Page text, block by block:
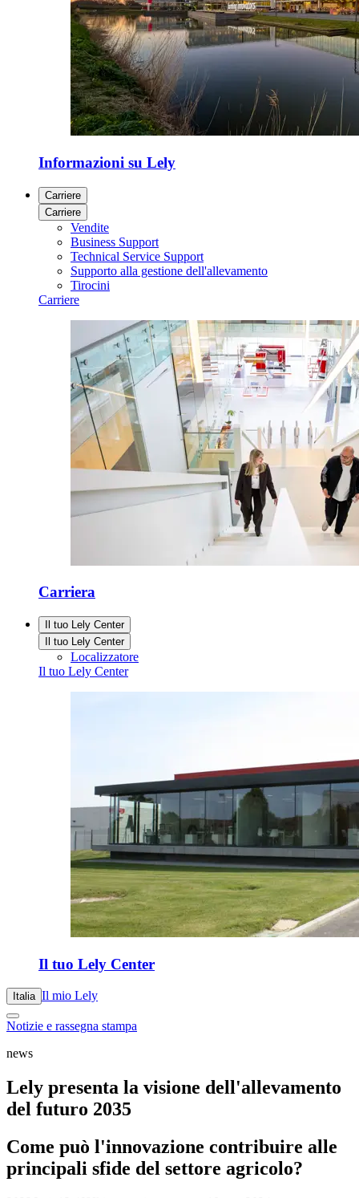
Informazioni su Lely
Carriere
Carriere
Vendite
Business Support
Technical Service Support
Supporto alla gestione dell'allevamento
Tirocini
Carriere
Carriera
Il tuo Lely Center
Il tuo Lely Center
Localizzatore
Il tuo Lely Center
Il tuo Lely Center
Italia Il mio Lely
Notizie e rassegna stampa
news
Lely presenta la visione dell'allevamento
del futuro 2035
Come può l'innovazione contribuire alle
principali sfide del settore agricolo?